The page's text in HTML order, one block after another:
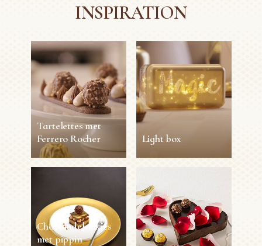
INSPIRATION
Tartelettes met
Ferrero Rocher
45min 4 persons Moeilijk
Light box
30min 1 person Eenvoudig
Chocoladeblokjes
met pippin